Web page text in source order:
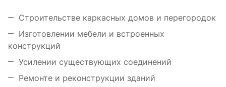
Строительстве каркасных домов и перегородок
Изготовлении мебели и встроенных
конструкций
Усилении существующих соединений
Ремонте и реконструкции зданий